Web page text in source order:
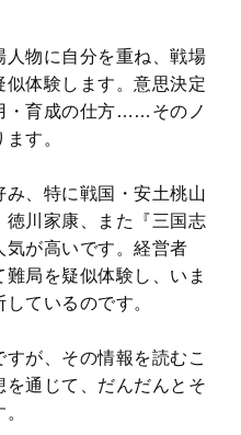
人物に自分を重ね、戦場
体験します。意思決定
・育成の仕方……そのノ
す。
、特に戦国・安土桃山
徳川家康、また『三国志
が高いです。経営者
局を疑似体験し、いま
ているのです。
が、その情報を読むこ
通じて、だんだんとそ